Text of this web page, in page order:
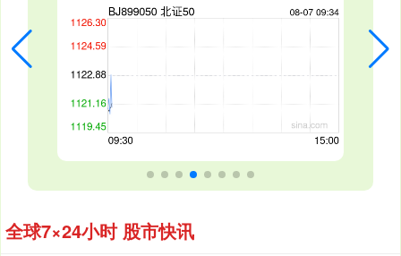
全球7×24小时 股市快讯